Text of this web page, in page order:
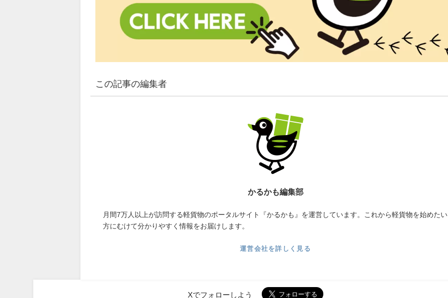
この記事の編集者
かるかも編集部
月間7万人以上が訪問する軽貨物のポータルサイト『かるかも』を運営しています。これから軽貨物を始めたい
方にむけて分かりやすく情報をお届けします。
運営会社を詳しく見る
Xでフォローしよう